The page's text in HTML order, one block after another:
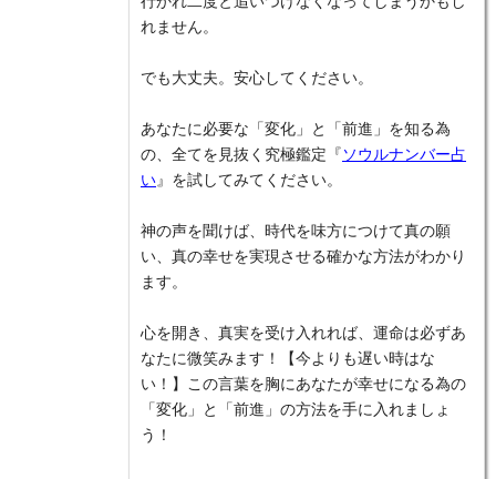
れません。
でも大丈夫。安心してください。
あなたに必要な「変化」と「前進」を知る為
の、全てを見抜く究極鑑定『 ソウルナンバー占
い 』を試してみてください。
神の声を聞けば、時代を味方につけて真の願
い、真の幸せを実現させる確かな方法がわかり
ます。
心を開き、真実を受け入れれば、運命は必ずあ
なたに微笑みます！【今よりも遅い時はな
い！】この言葉を胸にあなたが幸せになる為の
「変化」と「前進」の方法を手に入れましょ
う！